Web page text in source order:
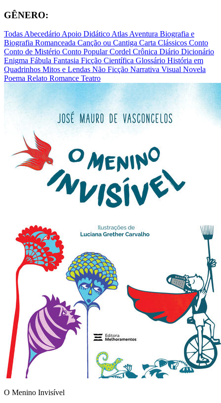
GÊNERO:
TodasAbecedárioApoio DidáticoAtlasAventura Biografia e
Biografia Romanceada Canção ou Cantiga Carta Clássicos Conto
Conto de Mistério Conto PopularCordel Crônica Diário Dicionário
Enigma Fábula Fantasia Ficção Científica Glossário História em
Quadrinhos Mitos e Lendas Não Ficção Narrativa Visual Novela
Poema Relato Romance Teatro
O Menino Invisível